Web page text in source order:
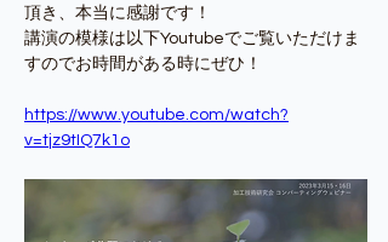
頂き、本当に感謝です！
講演の模様は以下Youtubeでご覧いただけま
すのでお時間がある時にぜひ！
https://www.youtube.com/watch?
v=tjz9tIQ7k1o